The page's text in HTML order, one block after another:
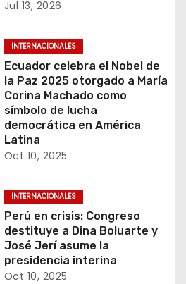
Jul 13, 2026
INTERNACIONALES
Ecuador celebra el Nobel de
la Paz 2025 otorgado a María
Corina Machado como
símbolo de lucha
democrática en América
Latina
Oct 10, 2025
INTERNACIONALES
Perú en crisis: Congreso
destituye a Dina Boluarte y
José Jerí asume la
presidencia interina
Oct 10, 2025